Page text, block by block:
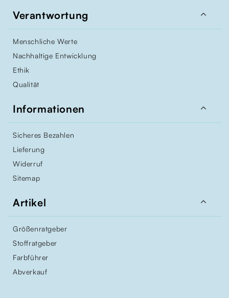
Verantwortung 
Menschliche Werte
Nachhaltige Entwicklung
Ethik
Qualität
Informationen 
Sicheres Bezahlen
Lieferung
Widerruf
Sitemap
Artikel 
Größenratgeber
Stoffratgeber
Farbführer
Abverkauf